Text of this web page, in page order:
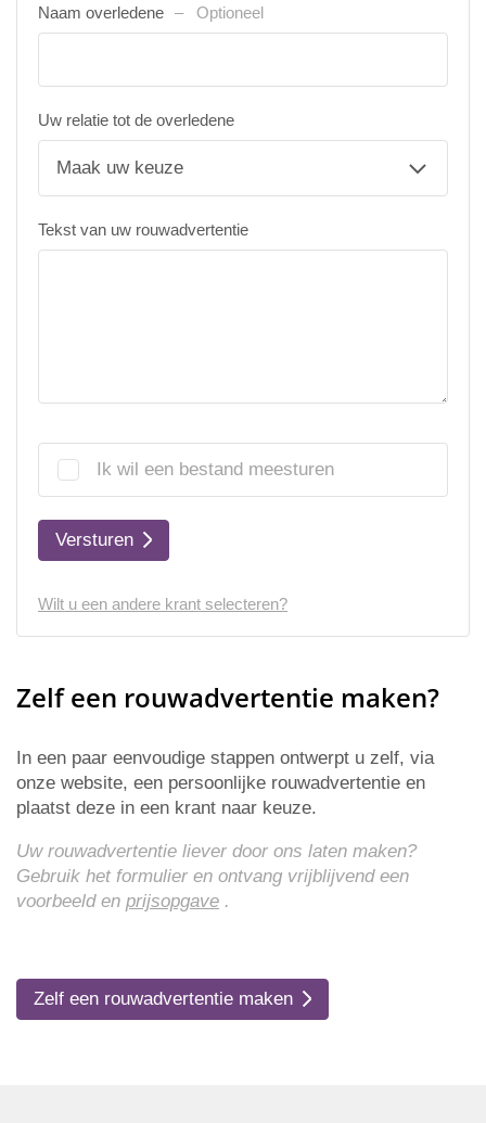
Naam overledene Optioneel
Uw relatie tot de overledene
Tekst van uw rouwadvertentie
Ik wil een bestand meesturen
Versturen
Wilt u een andere krant selecteren?
Zelf een rouwadvertentie maken?
In een paar eenvoudige stappen ontwerpt u zelf, via
onze website, een persoonlijke rouwadvertentie en
plaatst deze in een krant naar keuze.
Uw rouwadvertentie liever door ons laten maken?
Gebruik het formulier en ontvang vrijblijvend een
voorbeeld en prijsopgave .
Zelf een rouwadvertentie maken